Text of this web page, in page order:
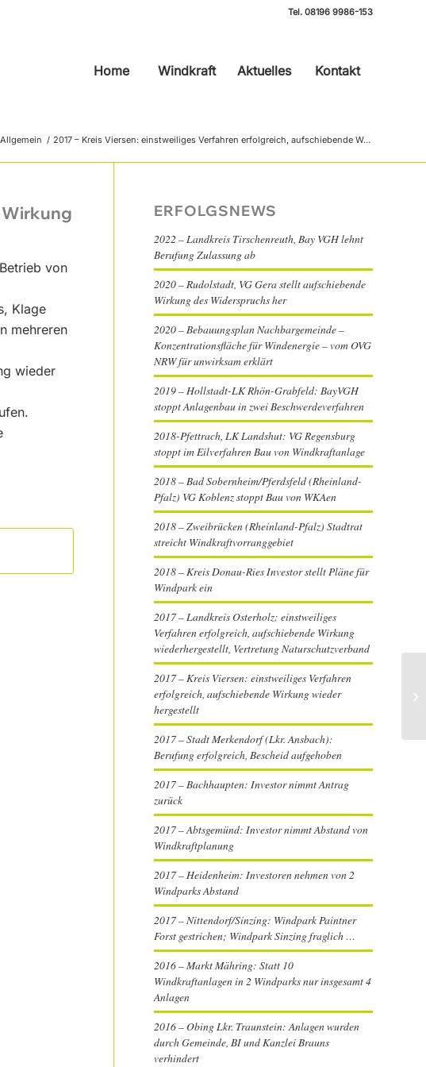
Tel. 08196 9986-153
Home Windkraft Aktuelles Kontakt
Allgemein / 2017 – Kreis Viersen: einstweiliges Verfahren erfolgreich, aufschiebende W...
von
Klage
mehreren
wieder
ERFOLGSNEWS
2022 – Landkreis Tirschenreuth, Bay VGH lehnt
Berufung Zulassung ab
2020 – Rudolstadt, VG Gera stellt aufschiebende
Wirkung des Widerspruchs her
2020 – Bebauungsplan Nachbargemeinde –
Konzentrationsfläche für Windenergie – vom OVG
NRW für unwirksam erklärt
2019 – Hollstadt-LK Rhön-Grabfeld: BayVGH
stoppt Anlagenbau in zwei Beschwerdeverfahren
2018-Pfettrach, LK Landshut: VG Regensburg
stoppt im Eilverfahren Bau von Windkraftanlage
2018 – Bad Sobernheim/Pferdsfeld (Rheinland-
Pfalz) VG Koblenz stoppt Bau von WKAen
2018 – Zweibrücken (Rheinland-Pfalz) Stadtrat
streicht Windkraftvorranggebiet
2018 – Kreis Donau-Ries Investor stellt Pläne für
Windpark ein
2017 – Landkreis Osterholz: einstweiliges
Verfahren erfolgreich, aufschiebende Wirkung
wiederhergestellt, Vertretung Naturschutzverband
2017 – Kreis Viersen: einstweiliges Verfahren
erfolgreich, aufschiebende Wirkung wieder
hergestellt
2017 – Stadt Merkendorf (Lkr. Ansbach):
Berufung erfolgreich, Bescheid aufgehoben
2017 – Bachhaupten: Investor nimmt Antrag
zurück
2017 – Abtsgemünd: Investor nimmt Abstand von
Windkraftplanung
2017 – Heidenheim: Investoren nehmen von 2
Windparks Abstand
2017 – Nittendorf/Sinzing: Windpark Paintner
Forst gestrichen; Windpark Sinzing fraglich …
2016 – Markt Mähring: Statt 10
Windkraftanlagen in 2 Windparks nur insgesamt 4
Anlagen
2016 – Obing Lkr. Traunstein: Anlagen wurden
durch Gemeinde, BI und Kanzlei Brauns
verhindert